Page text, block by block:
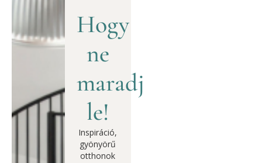
Hogy
ne
maradj
le!
Inspiráció,
gyönyörű
otthonok